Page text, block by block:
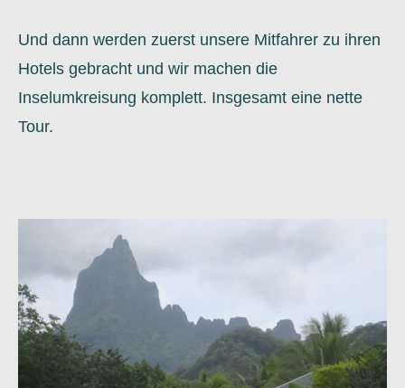
Und dann werden zuerst unsere Mitfahrer zu ihren
Hotels gebracht und wir machen die
Inselumkreisung komplett. Insgesamt eine nette
Tour.